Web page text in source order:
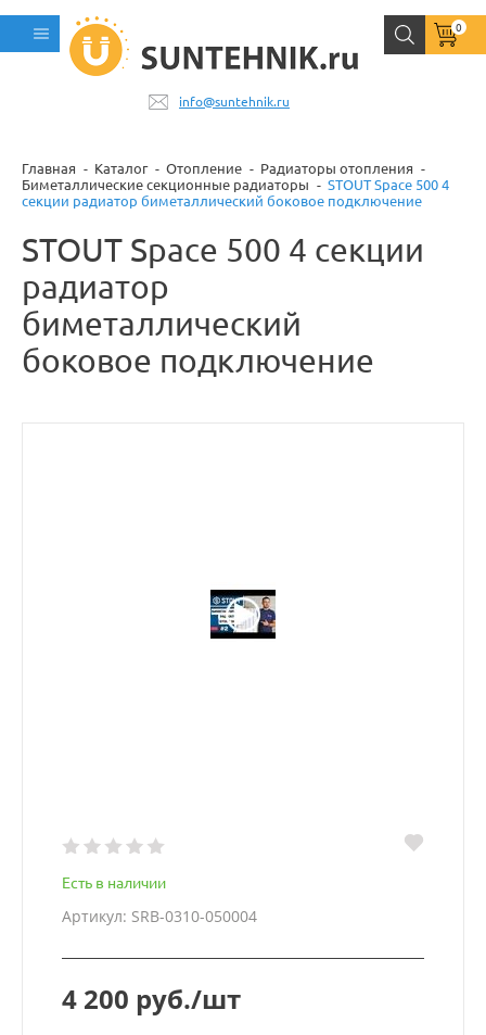
info@suntehnik.ru
0
Главная Каталог Отопление
Радиаторы отопления
Биметаллические секционные радиаторы
STOUT Space 500 4
секции радиатор биметаллический боковое подключение
STOUT Space 500 4 секции
радиатор
биметаллический
боковое подключение
Есть в наличии
Артикул: SRB-0310-050004
4 200 руб./шт